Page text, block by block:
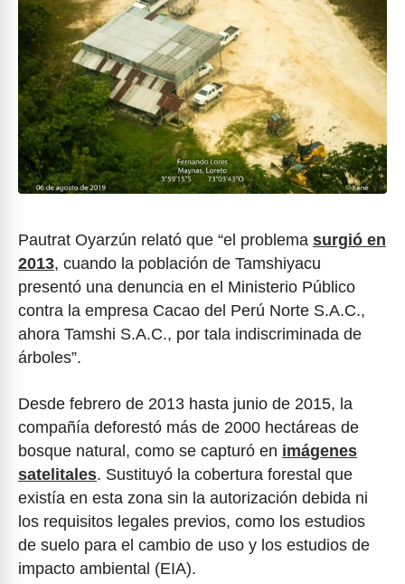
Pautrat Oyarzún relató que “el problema surgió en
2013, cuando la población de Tamshiyacu
presentó una denuncia en el Ministerio Público
contra la empresa Cacao del Perú Norte S.A.C.,
ahora Tamshi S.A.C., por tala indiscriminada de
árboles”.
Desde febrero de 2013 hasta junio de 2015, la
compañía deforestó más de 2000 hectáreas de
bosque natural, como se capturó en imágenes
satelitales. Sustituyó la cobertura forestal que
existía en esta zona sin la autorización debida ni
los requisitos legales previos, como los estudios
de suelo para el cambio de uso y los estudios de
impacto ambiental (EIA).